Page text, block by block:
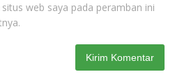
web saya pada peramban ini